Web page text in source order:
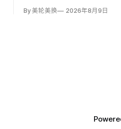
这位特朗普前私人刑事辩护律
By 美轮美换 2026年8月9日